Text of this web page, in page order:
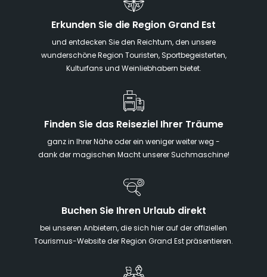
Erkunden Sie die Region Grand Est
und entdecken Sie den Reichtum, den unsere
wunderschöne Region Touristen, Sportbegeisterten,
Kulturfans und Weinliebhabern bietet.
Finden Sie das Reiseziel Ihrer Träume
ganz in Ihrer Nähe oder ein weniger weiter weg -
dank der magischen Macht unserer Suchmaschine!
Buchen Sie Ihren Urlaub direkt
bei unseren Anbietern, die sich hier auf der offiziellen
Tourismus-Website der Region Grand Est präsentieren.